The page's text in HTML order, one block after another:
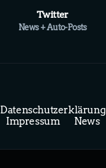
Twitter
News + Auto-Posts
Datenschutzerklärung
Impressum
News